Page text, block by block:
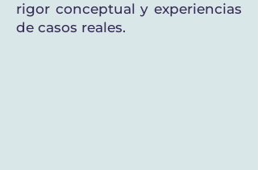
rigor conceptual y experiencias
de casos reales.